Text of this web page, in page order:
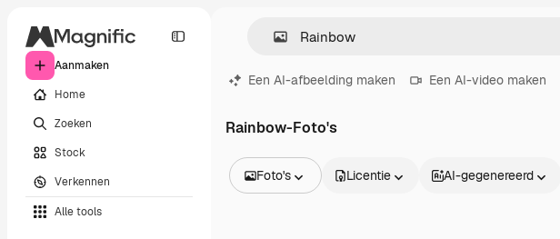
Aanmaken
Home
Zoeken
Stock
Verkennen
Alle tools
Een AI-afbeelding maken Een AI-video maken
Rainbow-Foto's
Foto's Licentie AI-gegenereerd